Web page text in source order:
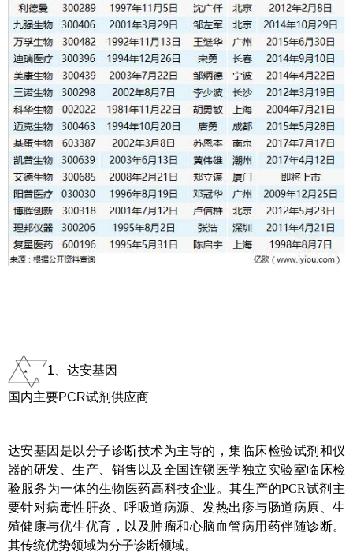
1、达安基因
国内主要PCR试剂供应商
达安基因是以分子诊断技术为主导的，集临床检验试剂和仪
器的研发、生产、销售以及全国连锁医学独立实验室临床检
验服务为一体的生物医药高科技企业。其生产的PCR试剂主
要针对病毒性肝炎、呼吸道病源、发热出疹与肠道病原、生
殖健康与优生优育，以及肿瘤和心脑血管病用药伴随诊断。
其传统优势领域为分子诊断领域。